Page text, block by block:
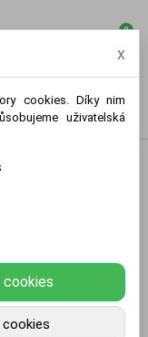
0
x
cookies. Díky nim
uživatelská
cookies